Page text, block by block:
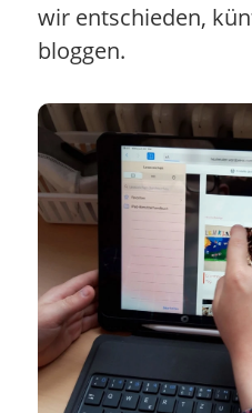
wir entschieden,
bloggen.